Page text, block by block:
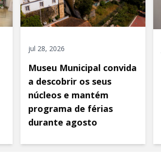
jul 28, 2026
Museu Municipal convida
a descobrir os seus
núcleos e mantém
programa de férias
durante agosto